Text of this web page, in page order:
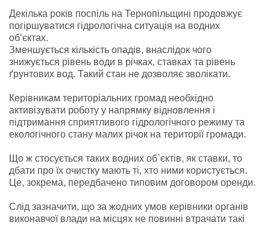
Декілька років поспіль на Тернопільщині продовжує
погіршуватися гідрологічна ситуація на водних
об’єктах.
Зменшується кількість опадів, внаслідок чого
знижується рівень води в річках, ставках та рівень
ґрунтових вод. Такий стан не дозволяє зволікати.
Керівникам територіальних громад необхідно
активізувати роботу у напрямку відновлення і
підтримання сприятливого гідрологічного режиму та
екологічного стану малих річок на території громади.
Що ж стосується таких водних об`єктів, як ставки, то
дбати про їх очистку мають ті, хто ними користується.
Це, зокрема, передбачено типовим договором оренди.
Слід зазначити, що за жодних умов керівники органів
виконавчої влади на місцях не повинні втрачати такі